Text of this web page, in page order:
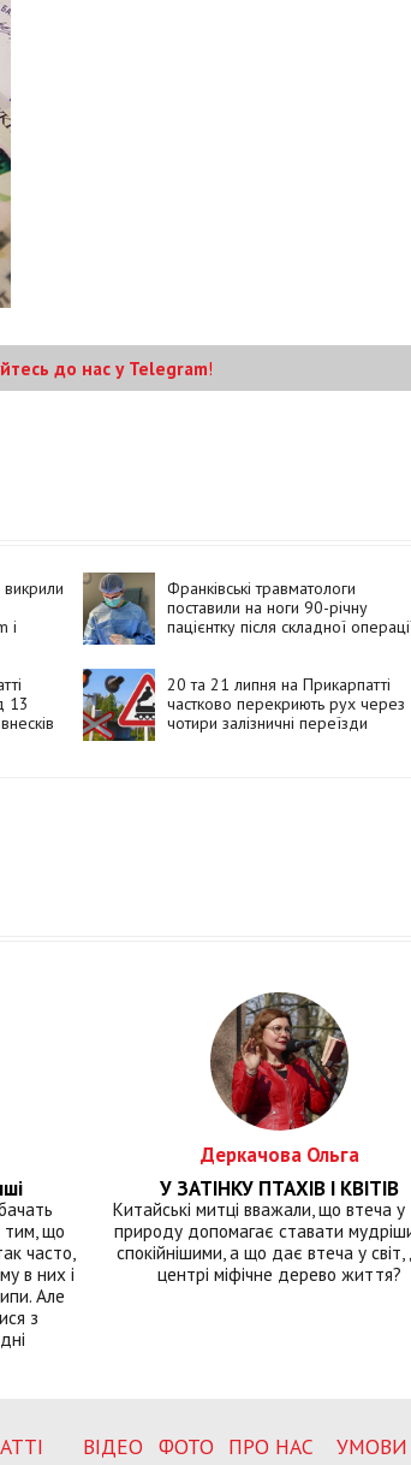
до нас у Telegram!
викрили
і
Франківські травматологи
поставили на ноги 90-річну
пацієнтку після складної
13
20 та 21 липня на Прикарпатті
частково перекриють рух через
чотири залізничні переїзди
тим, що
часто,
в них і
Але
з
Деркачова Ольга
У ЗАТІНКУ ПТАХІВ І КВІТІВ
Китайські митці вважали, що втеча
природу допомагає ставати
спокійнішими, а що дає втеча у
центрі міфічне дерево життя?
ВІДЕО ФОТО ПРО НАС